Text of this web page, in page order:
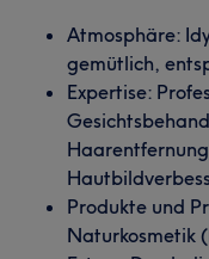
Atmosphäre:
gemütlich,
Expertise:
Produkte und
Naturkosmetik